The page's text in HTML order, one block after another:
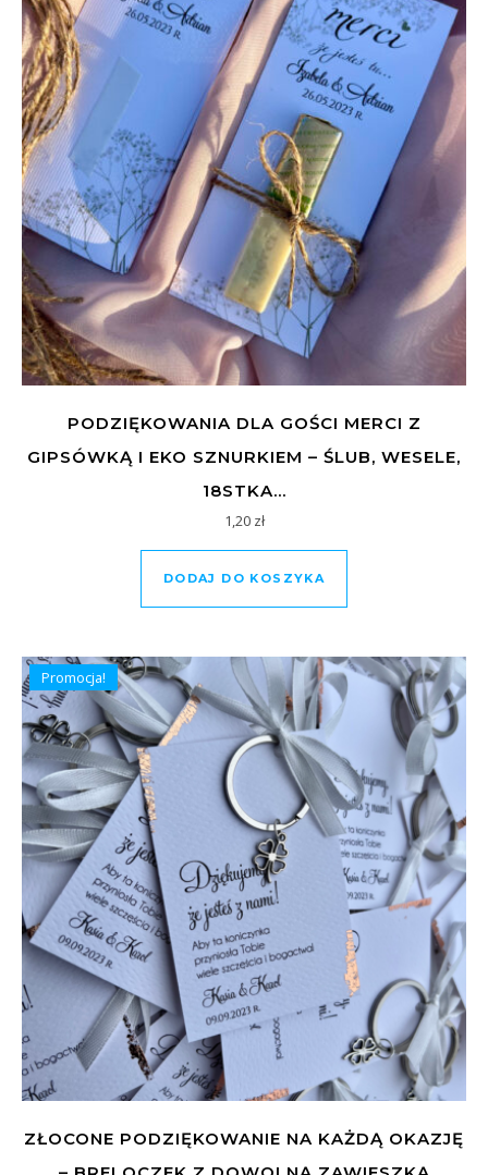
PODZIĘKOWANIA DLA GOŚCI MERCI Z
GIPSÓWKĄ I EKO SZNURKIEM – ŚLUB, WESELE,
18STKA…
1,20 zł
DODAJ DO KOSZYKA
Promocja!
ZŁOCONE PODZIĘKOWANIE NA KAŻDĄ OKAZJĘ